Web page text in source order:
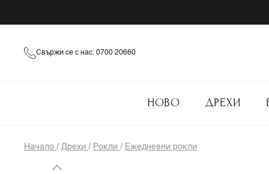
Свържи се с нас: 0700 20660
НОВО ДРЕХИ
Начало / Дрехи / Рокли / Ежедневни рокли